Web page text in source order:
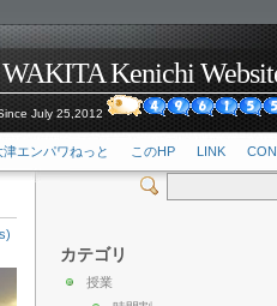
Kenichi
July 25,2012
津エンパワねっと このHP LINK
カテゴリ
授業